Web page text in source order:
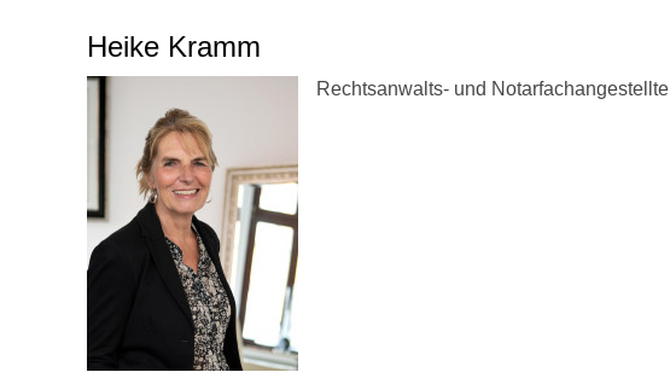
Heike Kramm
Rechtsanwalts- und Notarfachangestellte